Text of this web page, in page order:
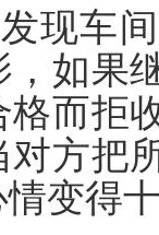
现车
如果
而拒
方把
变得